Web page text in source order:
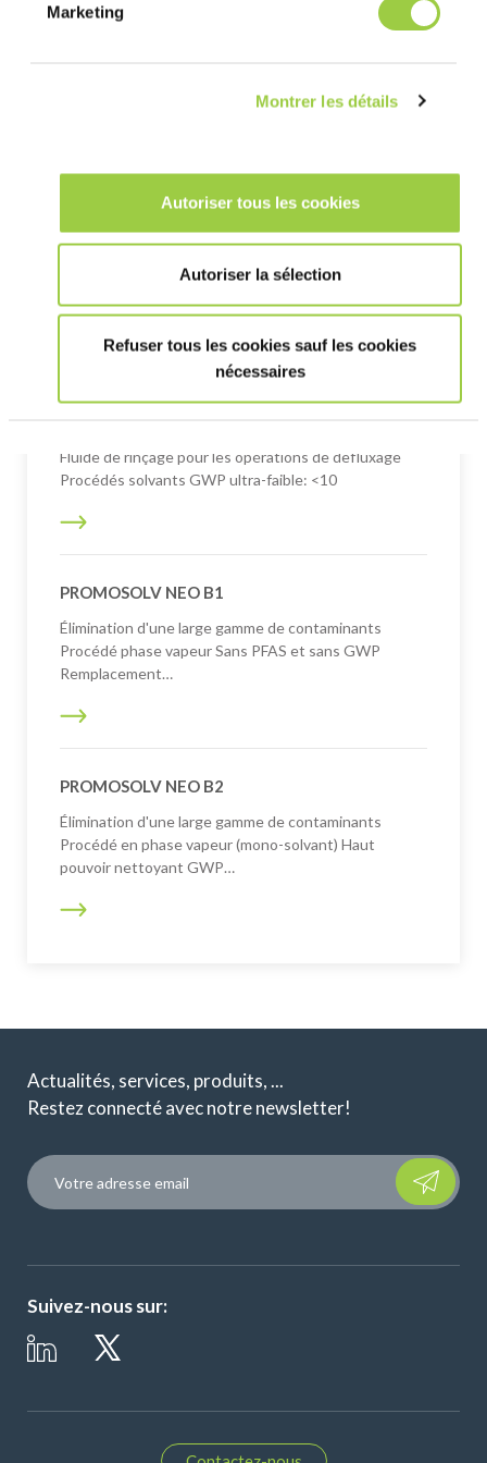
Marketing
Montrer les détails
Autoriser tous les cookies
Autoriser la sélection
Refuser tous les cookies sauf les cookies
nécessaires
2024 – Du 11 au
2024
PROMOSOLV NEO A1
Elimination des huiles légères et des particules /
rinçage et séchage Phase vapeur, co-solvant,
processus…
Fluide de rinçage pour les opérations de defluxage
Procédés solvants GWP ultra-faible: <10
PROMOSOLV NEO B1
Élimination d'une large gamme de contaminants
Procédé phase vapeur Sans PFAS et sans GWP
Remplacement…
PROMOSOLV NEO B2
Élimination d'une large gamme de contaminants
Procédé en phase vapeur (mono-solvant) Haut
pouvoir nettoyant GWP…
Actualités, services, produits, ...
Restez connecté avec notre newsletter!
Please
Suivez-nous sur: